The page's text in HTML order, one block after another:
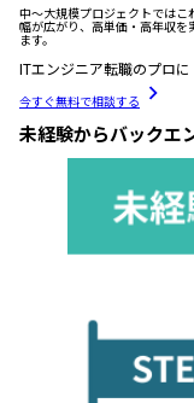
中〜大規模プロジェクトでは
幅が広がり、高単価・高年収
ます。
ITエンジニア転職のプロに
今すぐ無料で相談する
未経験からバックエ